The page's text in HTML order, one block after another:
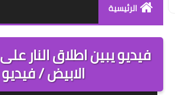
الرئيسية
توثيق
بيانات
تقارير
فيديو يبين اطلاق النار
الابيض / فيديو